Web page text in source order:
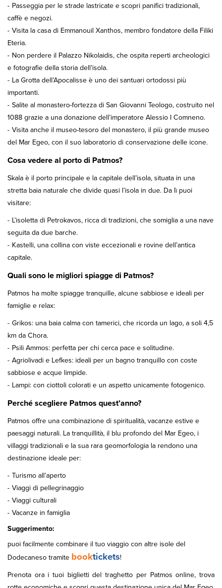
Passeggia per le strade lastricate e scopri panifici tradizionali,
caffè e negozi.
Visita la casa di Emmanouil Xanthos, membro fondatore della Filiki
Eteria.
Non perdere il Palazzo Nikolaidis, che ospita reperti archeologici
e fotografie della storia dell’isola.
La Grotta dell’Apocalisse è uno dei santuari ortodossi più
importanti.
Salite al monastero-fortezza di San Giovanni Teologo, costruito nel
1088 grazie a una donazione dell’imperatore Alessio I Comneno.
Visita anche il museo-tesoro del monastero, il più grande museo
del Mar Egeo, con il suo laboratorio di conservazione delle icone.
Cosa vedere al porto di Patmos?
Skala è il porto principale e la capitale dell’isola, situata in una
stretta baia naturale che divide quasi l’isola in due. Da lì puoi
visitare:
L’isoletta di Petrokavos, ricca di tradizioni, che somiglia a una nave
seguita da due barche.
Kastelli, una collina con viste eccezionali e rovine dell’antica
capitale.
Quali sono le migliori spiagge di Patmos?
Patmos ha molte spiagge tranquille, alcune sabbiose e ideali per
famiglie e relax:
Grikos: una baia calma con tamerici, che ricorda un lago, a soli 4,5
km da Chora.
Psili Ammos: perfetta per chi cerca pace e solitudine.
Agriolivadi e Lefkes: ideali per un bagno tranquillo con coste
sabbiose e acque limpide.
Lampi: con ciottoli colorati e un aspetto unicamente fotogenico.
Perché scegliere Patmos quest’anno?
Patmos offre una combinazione di spiritualità, vacanze estive e
paesaggi naturali. La tranquillità, il blu profondo del Mar Egeo, i
villaggi tradizionali e la sua rara geomorfologia la rendono una
destinazione ideale per:
Turismo all’aperto
Viaggi di pellegrinaggio
Viaggi culturali
Vacanze in famiglia
Suggerimento:
puoi facilmente combinare il tuo viaggio con altre isole del
Dodecaneso tramite booktickets!
Prenota ora i tuoi biglietti del traghetto per Patmos online, trova